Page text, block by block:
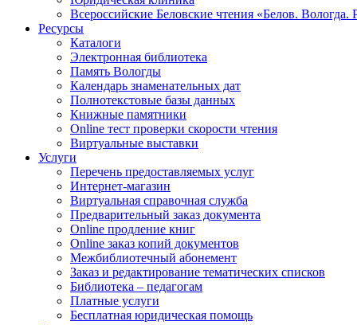
Всероссийские Беловские чтения «Белов. Вологда.
Ресурсы
Каталоги
Электронная библиотека
Память Вологды
Календарь знаменательных дат
Полнотекстовые базы данных
Книжные памятники
Online тест проверки скорости чтения
Виртуальные выставки
Услуги
Перечень предоставляемых услуг
Интернет-магазин
Виртуальная справочная служба
Предварительный заказ документа
Online продление книг
Online заказ копий документов
Межбиблиотечный абонемент
Заказ и редактирование тематических списков
Библиотека – педагогам
Платные услуги
Бесплатная юридическая помощь